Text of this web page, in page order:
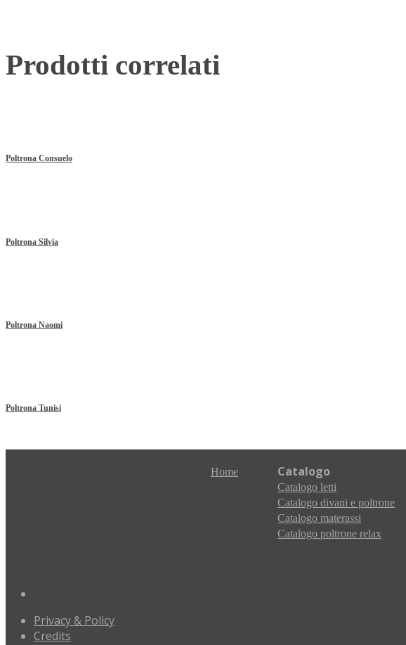
Prodotti correlati
Poltrona Consuelo
Poltrona Silvia
Poltrona Naomi
Poltrona Tunisi
Home Catalogo
Catalogo letti
Catalogo divani e poltrone
Catalogo materassi
Catalogo poltrone relax
Privacy & Policy
Credits